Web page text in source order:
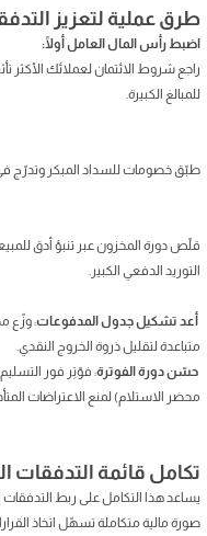
طرق عملية لتعزيز
اضبط رأس المال العامل أولًا:
راجع شروط الائتمان لعملائك الأكثر
للمبالغ الكبيرة.
طبّق خصومات للسداد المبكر وتدرّج في
قلّص دورة المخزون عبر تنبؤ أدق
التوريد الدفعي الكبير.
أعد تشكيل جدول المدفوعات: وزّع
متباعدة لتقليل ذروة الخروج النقدي.
حسّن دورة الفوترة: فوّتِر فور
محضر الاستلام) لمنع الاعتراضات
تكامل قائمة التدفقات
يساعد هذا التكامل على ربط التدفقات
صورة مالية متكاملة تسهّل اتخاذ